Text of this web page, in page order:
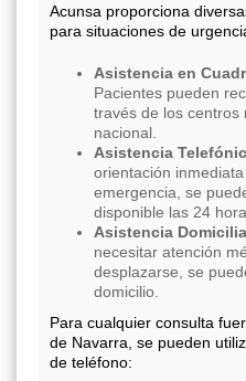
Acunsa proporciona
para situaciones de
Asistencia en
Pacientes pueden
través de los centros
nacional.
Asistencia
orientación
emergencia, se
disponible las 24
Asistencia
necesitar atención
desplazarse, se
domicilio.
Para cualquier consulta
de Navarra, se pueden
de teléfono: